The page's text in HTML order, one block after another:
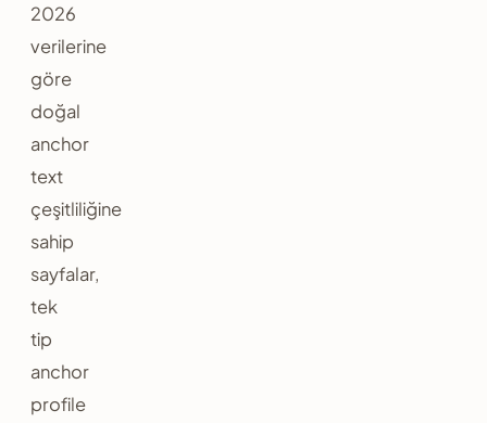
2026
verilerine
göre
doğal
anchor
text
çeşitliliğine
sahip
sayfalar,
tek
tip
anchor
profile